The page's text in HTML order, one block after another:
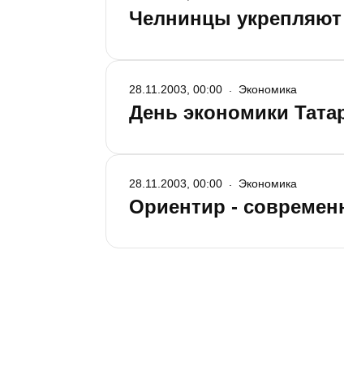
Челнинцы
День экономики
28.11.2003, 00:00 Экономика
Ориентир -
28.11.2003, 00:00 Экономика